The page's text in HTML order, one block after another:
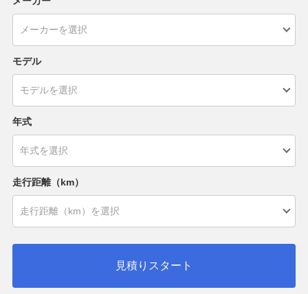
モデル
年式
走行距離（km）
見積りスタート